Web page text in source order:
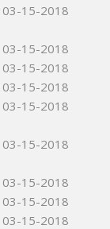
03-15-2018
03-15-2018
03-15-2018
03-15-2018
03-15-2018
03-15-2018
03-15-2018
03-15-2018
03-15-2018